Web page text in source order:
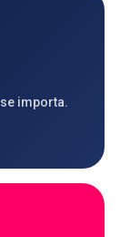
importa.